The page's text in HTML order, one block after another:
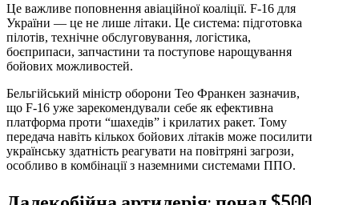
Це важливе поповнення авіаційної коаліції. F-16 для
України — це не лише літаки. Це система: підготовка
пілотів, технічне обслуговування, логістика,
боєприпаси, запчастини та поступове нарощування
бойових можливостей.
Бельгійський міністр оборони Тео Франкен зазначив,
що F-16 уже зарекомендували себе як ефективна
платформа проти “шахедів” і крилатих ракет. Тому
передача навіть кількох бойових літаків може посилити
українську здатність реагувати на повітряні загрози,
особливо в комбінації з наземними системами ППО.